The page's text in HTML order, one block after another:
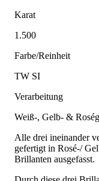
Karat
1.500
Farbe/Reinheit
TW SI
Verarbeitung
Weiß-, Gelb- &
Alle drei ineinander
gefertigt in Rosé-/
Brillanten ausgefasst.